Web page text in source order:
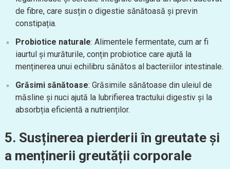
de fibre, care susțin o digestie sănătoasă și previn
constipația.
Probiotice naturale: Alimentele fermentate, cum ar fi
iaurtul și murăturile, conțin probiotice care ajută la
menținerea unui echilibru sănătos al bacteriilor intestinale.
Grăsimi sănătoase: Grăsimile sănătoase din uleiul de
măsline și nuci ajută la lubrifierea tractului digestiv și la
absorbția eficientă a nutrienților.
5. Susținerea pierderii în greutate și
a menținerii greutății corporale